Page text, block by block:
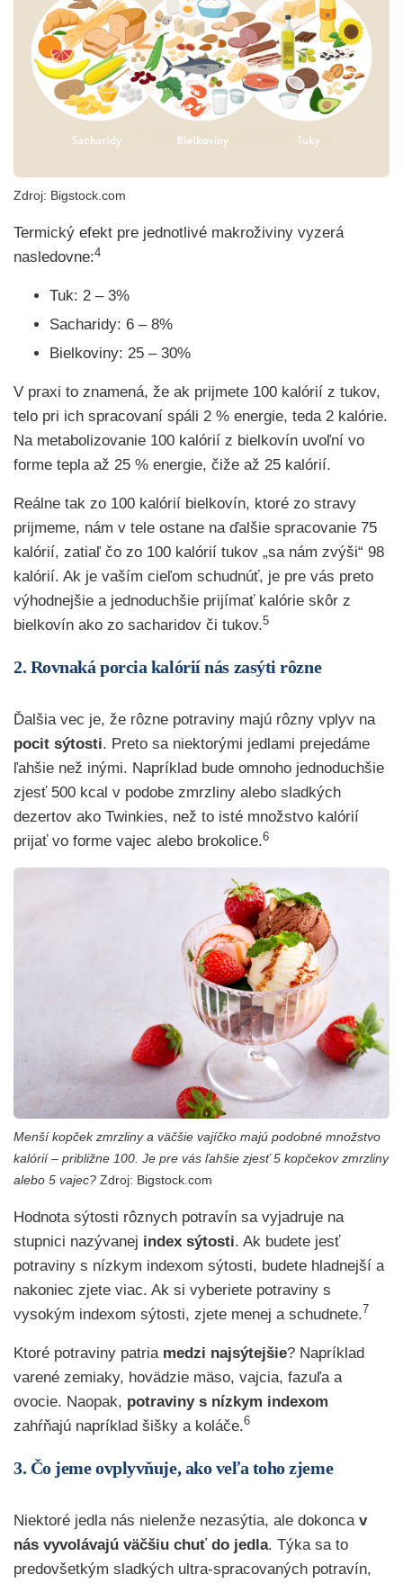
Zdroj: Bigstock.com
Termický efekt pre jednotlivé makroživiny vyzerá
nasledovne:4
Tuk: 2 – 3%
Sacharidy: 6 – 8%
Bielkoviny: 25 – 30%
V praxi to znamená, že ak prijmete 100 kalórií z tukov,
telo pri ich spracovaní spáli 2 % energie, teda 2 kalórie.
Na metabolizovanie 100 kalórií z bielkovín uvoľní vo
forme tepla až 25 % energie, čiže až 25 kalórií.
Reálne tak zo 100 kalórií bielkovín, ktoré zo stravy
prijmeme, nám v tele ostane na ďalšie spracovanie 75
kalórií, zatiaľ čo zo 100 kalórií tukov „sa nám zvýši“ 98
kalórií. Ak je vaším cieľom schudnúť, je pre vás preto
výhodnejšie a jednoduchšie prijímať kalórie skôr z
bielkovín ako zo sacharidov či tukov.5
2. Rovnaká porcia kalórií nás zasýti rôzne
Ďalšia vec je, že rôzne potraviny majú rôzny vplyv na
pocit sýtosti. Preto sa niektorými jedlami prejedáme
ľahšie než inými. Napríklad bude omnoho jednoduchšie
zjesť 500 kcal v podobe zmrzliny alebo sladkých
dezertov ako Twinkies, než to isté množstvo kalórií
prijať vo forme vajec alebo brokolice.6
Menší kopček zmrzliny a väčšie vajíčko majú podobné množstvo
kalórií – približne 100. Je pre vás ľahšie zjesť 5 kopčekov zmrzliny
alebo 5 vajec? Zdroj: Bigstock.com
Hodnota sýtosti rôznych potravín sa vyjadruje na
stupnici nazývanej index sýtosti. Ak budete jesť
potraviny s nízkym indexom sýtosti, budete hladnejší a
nakoniec zjete viac. Ak si vyberiete potraviny s
vysokým indexom sýtosti, zjete menej a schudnete.7
Ktoré potraviny patria medzi najsýtejšie? Napríklad
varené zemiaky, hovädzie mäso, vajcia, fazuľa a
ovocie. Naopak, potraviny s nízkym indexom
zahŕňajú napríklad šišky a koláče.6
3. Čo jeme ovplyvňuje, ako veľa toho zjeme
Niektoré jedla nás nielenže nezasýtia, ale dokonca v
nás vyvolávajú väčšiu chuť do jedla. Týka sa to
predovšetkým sladkých ultra-spracovaných potravín,